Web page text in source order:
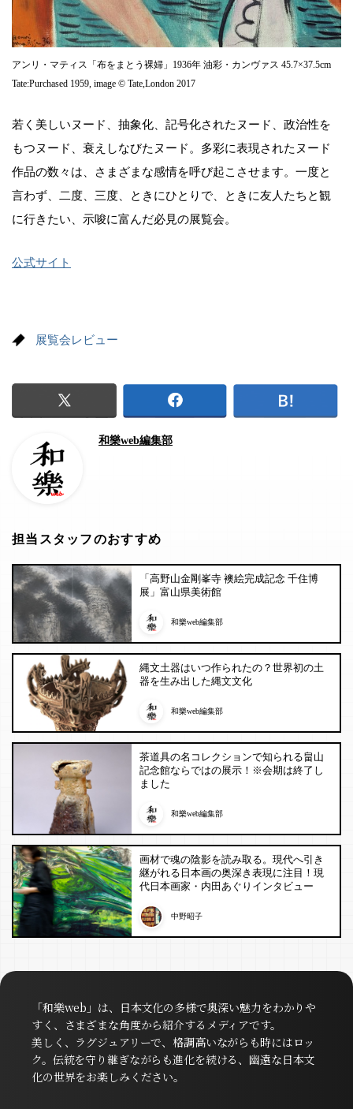
アンリ・マティス「布をまとう裸婦」1936年 油彩・カンヴァス 45.7×37.5cm
Tate:Purchased 1959, image © Tate,London 2017
若く美しいヌード、抽象化、記号化されたヌード、政治性を
もつヌード、衰えしなびたヌード。多彩に表現されたヌード
作品の数々は、さまざまな感情を呼び起こさせます。一度と
言わず、二度、三度、ときにひとりで、ときに友人たちと観
に行きたい、示唆に富んだ必見の展覧会。
公式サイト
展覧会レビュー
和樂web編集部
担当スタッフのおすすめ
「高野山金剛峯寺 襖絵完成記念 千住博
展」富山県美術館
和樂web編集部
縄文土器はいつ作られたの？世界初の土
器を生み出した縄文文化
和樂web編集部
茶道具の名コレクションで知られる畠山
記念館ならではの展示！※会期は終了し
ました
和樂web編集部
画材で魂の陰影を読み取る。現代へ引き
継がれる日本画の奥深き表現に注目！現
代日本画家・内田あぐりインタビュー
中野昭子
「和樂web」は、日本文化の多様で奥深い魅力をわかりや
すく、さまざまな角度から紹介するメディアです。
美しく、ラグジュアリーで、格調高いながらも時にはロッ
ク。伝統を守り継ぎながらも進化を続ける、幽遠な日本文
化の世界をお楽しみください。